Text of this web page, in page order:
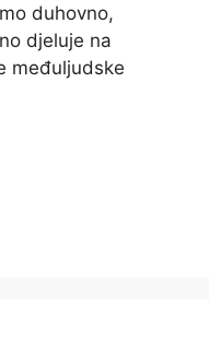
duhovno,
djeluje na
međuljudske